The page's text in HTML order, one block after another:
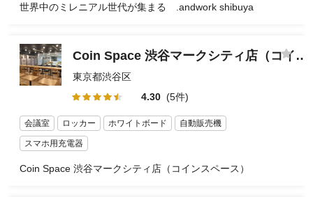
世界中のミレニアル世代が集まる .andwork shibuya
Coin Space 渋谷マークシティ店（コインスペース）
東京都渋谷区
4.30 (5件)
会議室 ロッカー ホワイトボード 自動販売機
スマホ用充電器
Coin Space 渋谷マークシティ店（コインスペース）